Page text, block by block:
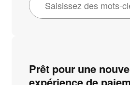
Prêt pour une